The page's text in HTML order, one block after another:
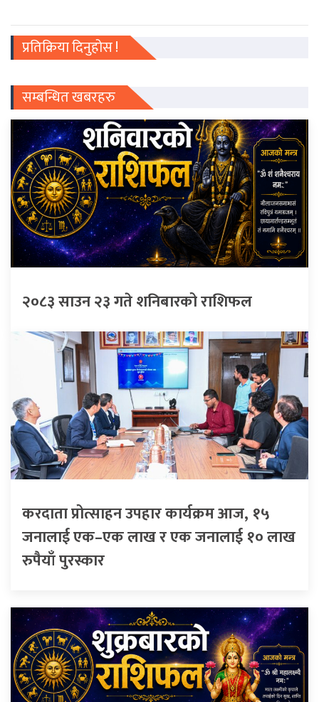
प्रतिक्रिया दिनुहोस !
सम्बन्धित खबरहरु
२०८३ साउन २३ गते शनिबारको राशिफल
करदाता प्रोत्साहन उपहार कार्यक्रम आज, १५
जनालाई एक–एक लाख र एक जनालाई १० लाख
रुपैयाँ पुरस्कार